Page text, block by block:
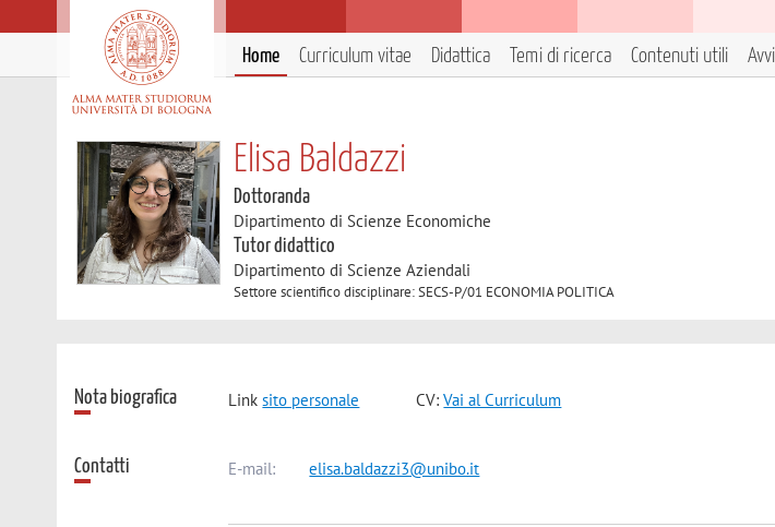
Home Curriculum vitae Didattica Temi di ricerca Contenuti utili
Elisa Baldazzi
Dottoranda
Dipartimento di Scienze Economiche
Tutor didattico
Dipartimento di Scienze Aziendali
Settore scientifico disciplinare: SECS-P/01 ECONOMIA POLITICA
Nota biografica Linksito personale CV:Vai al Curriculum
Contatti E-mail: elisa.baldazzi3@unibo.it